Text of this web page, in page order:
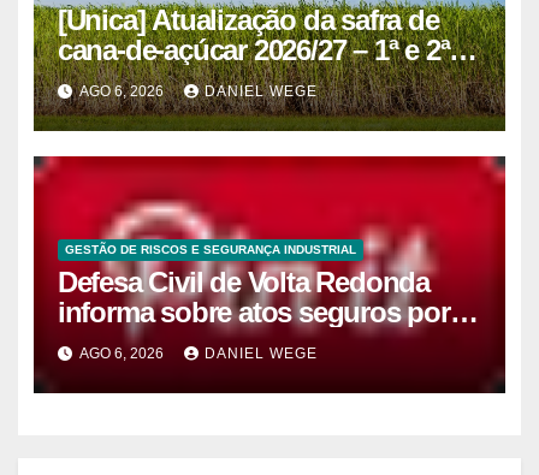
[Unica] Atualização da safra de
cana-de-açúcar 2026/27 – 1ª e 2ª
quinzenas de junho
AGO 6, 2026 DANIEL WEGE
GESTÃO DE RISCOS E SEGURANÇA INDUSTRIAL
Defesa Civil de Volta Redonda
informa sobre atos seguros por
conta de efeitos meteorológicos
AGO 6, 2026 DANIEL WEGE